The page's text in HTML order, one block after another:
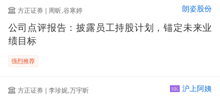
方正证券 | 周昕,谷寒婷 朗姿股份
公司点评报告：披露员工持股计划，锚定未来业
绩目标
强烈推荐
方正证券 | 李珍妮,万宇昕 HK 沪上阿姨